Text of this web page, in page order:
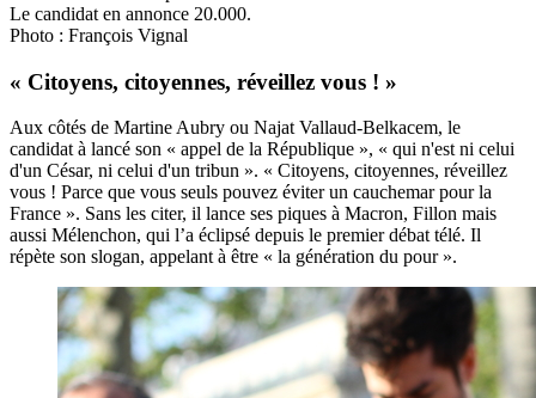
Le candidat en annonce 20.000.
Photo : François Vignal
« Citoyens, citoyennes, réveillez vous ! »
Aux côtés de Martine Aubry ou Najat Vallaud-Belkacem, le
candidat à lancé son « appel de la République », « qui n'est ni celui
d'un César, ni celui d'un tribun ». « Citoyens, citoyennes, réveillez
vous ! Parce que vous seuls pouvez éviter un cauchemar pour la
France ». Sans les citer, il lance ses piques à Macron, Fillon mais
aussi Mélenchon, qui l’a éclipsé depuis le premier débat télé. Il
répète son slogan, appelant à être « la génération du pour ».